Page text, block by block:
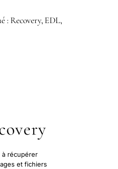
: Recovery, EDL,
à récupérer
et fichiers